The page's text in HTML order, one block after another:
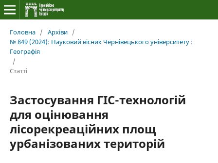
Головна / Архіви /
№ 849 (2024): Науковий вісник Чернівецького університету :
Географія
/
Статті
Застосування ГІС-технологій
для оцінювання
лісорекреаційних площ
урбанізованих територій